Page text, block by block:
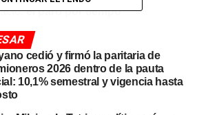
el paro por tiempo
bonaerense
por una asamblea de unos 1.500
uno de los núcleos más
cedió y firmó la paritaria de
2026 dentro de la pauta
10,1% semestral y vigencia hasta